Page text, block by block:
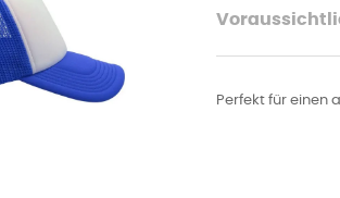
Perfekt für einen